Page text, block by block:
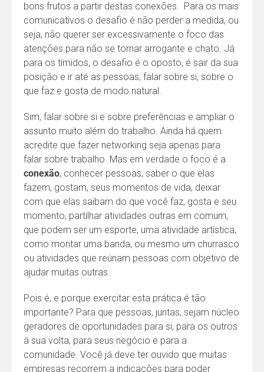
bons frutos a partir destas conexões. Para os mais
comunicativos o desafio é não perder a medida, ou
seja, não querer ser excessivamente o foco das
atenções para não se tornar arrogante e chato. Já
para os tímidos, o desafio é o oposto, é sair da sua
posição e ir até as pessoas, falar sobre si, sobre o
que faz e gosta de modo natural.
Sim, falar sobre si e sobre preferências e ampliar o
assunto muito além do trabalho. Ainda há quem
acredite que fazer networking seja apenas para
falar sobre trabalho. Mas em verdade o foco é a
conexão, conhecer pessoas, saber o que elas
fazem, gostam, seus momentos de vida, deixar
com que elas saibam do que você faz, gosta e seu
momento, partilhar atividades outras em comum,
que podem ser um esporte, uma atividade artística,
como montar uma banda, ou mesmo um churrasco
ou atividades que reúnam pessoas com objetivo de
ajudar muitas outras.
Pois é, e porque exercitar esta prática é tão
importante? Para que pessoas, juntas, sejam núcleo
geradores de oportunidades para si, para os outros
à sua volta, para seus negócio e para a
comunidade. Você já deve ter ouvido que muitas
empresas recorrem a indicações para poder